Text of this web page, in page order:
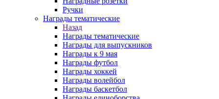
Ручки
Награды тематические
Назад
Награды тематические
Награды для выпускников
Награды к 9 мая
Награды футбол
Награды хоккей
Награды волейбол
Награды баскетбол